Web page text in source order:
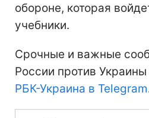
обороне, которая
учебники.
Срочные и важные
России против Украины
РБК-Украина в Telegram